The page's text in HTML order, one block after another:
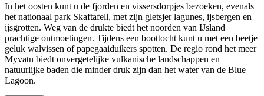
In het oosten kunt u de fjorden en vissersdorpjes bezoeken, evenals
het nationaal park Skaftafell, met zijn gletsjer lagunes, ijsbergen en
ijsgrotten. Weg van de drukte biedt het noorden van IJsland
prachtige ontmoetingen. Tijdens een boottocht kunt u met een beetje
geluk walvissen of papegaaiduikers spotten. De regio rond het meer
Myvatn biedt onvergetelijke vulkanische landschappen en
natuurlijke baden die minder druk zijn dan het water van de Blue
Lagoon.